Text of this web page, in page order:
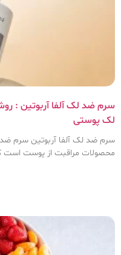
سرم ضد لک آلفا آربوتین :
لک پوستی
سرم ضد لک آلفا آربوتین سرم ضد
محصولات مراقبت از پوست است